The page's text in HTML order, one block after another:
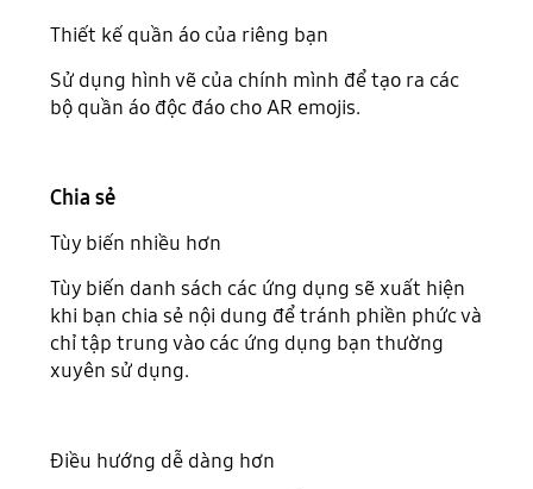
Thiết kế quần áo của riêng bạn
Sử dụng hình vẽ của chính mình để tạo ra các
bộ quần áo độc đáo cho AR emojis.
Chia sẻ
Tùy biến nhiều hơn
Tùy biến danh sách các ứng dụng sẽ xuất hiện
khi bạn chia sẻ nội dung để tránh phiền phức và
chỉ tập trung vào các ứng dụng bạn thường
xuyên sử dụng.
Điều hướng dễ dàng hơn